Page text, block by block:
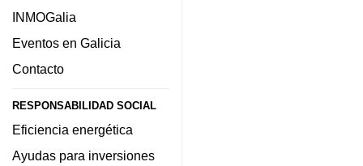
INMOGalia
Eventos en Galicia
Contacto
RESPONSABILIDAD SOCIAL
Eficiencia energética
Ayudas para inversiones